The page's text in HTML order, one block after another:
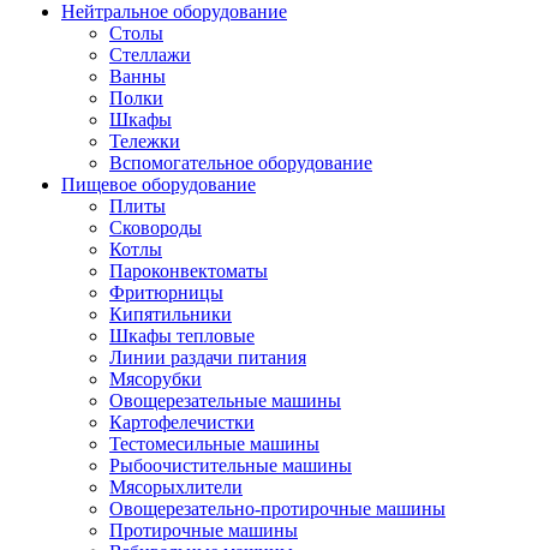
Нейтральное оборудование
Столы
Стеллажи
Ванны
Полки
Шкафы
Тележки
Вспомогательное оборудование
Пищевое оборудование
Плиты
Сковороды
Котлы
Пароконвектоматы
Фритюрницы
Кипятильники
Шкафы тепловые
Линии раздачи питания
Мясорубки
Овощерезательные машины
Картофелечистки
Тестомесильные машины
Рыбоочистительные машины
Мясорыхлители
Овощерезательно-протирочные машины
Протирочные машины